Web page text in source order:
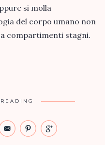
si molla
del corpo umano non
compartimenti stagni.